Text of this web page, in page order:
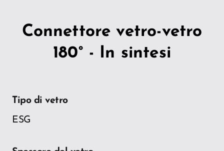
Connettore vetro-vetro
180° - In sintesi
Tipo di vetro
ESG